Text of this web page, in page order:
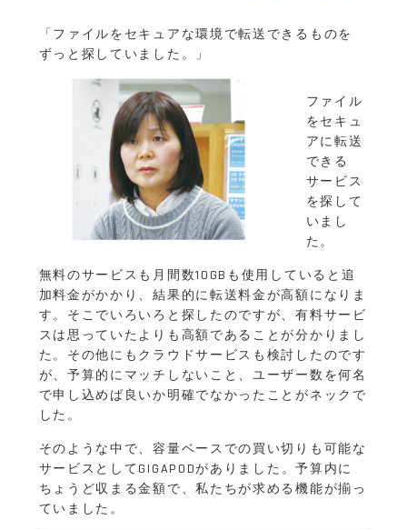
「ファイルをセキュアな環境で転送できるものを
ずっと探していました。」
ファイル
をセキュ
アに転送
できる
サービス
を探して
いまし
た。
無料のサービスも月間数10GBも使用していると追
加料金がかかり、結果的に転送料金が高額になりま
す。そこでいろいろと探したのですが、有料サービ
スは思っていたよりも高額であることが分かりまし
た。その他にもクラウドサービスも検討したのです
が、予算的にマッチしないこと、ユーザー数を何名
で申し込めば良いか明確でなかったことがネックで
した。
そのような中で、容量ベースでの買い切りも可能な
サービスとしてGIGAPODがありました。予算内に
ちょうど収まる金額で、私たちが求める機能が揃っ
ていました。